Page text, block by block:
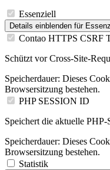
Essenziell
Details einblenden für
Contao HTTPS CSRF
Schützt vor Cross-Site-
Speicherdauer: Dieses
Browsersitzung bestehen.
PHP SESSION ID
Speichert die aktuelle PHP-
Speicherdauer: Dieses
Browsersitzung bestehen.
Statistik